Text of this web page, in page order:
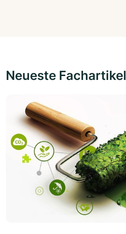
Neueste Fachartikel